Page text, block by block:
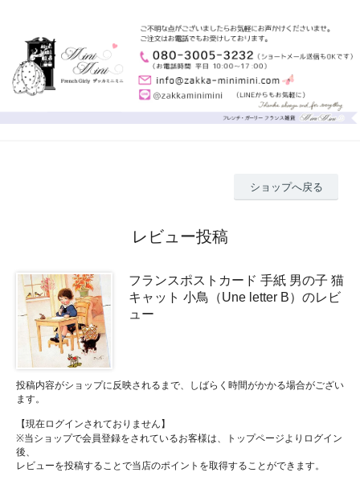
ショップへ戻る
レビュー投稿
フランスポストカード 手紙 男の子 猫
キャット 小鳥（Une letter B）のレビ
ュー
投稿内容がショップに反映されるまで、しばらく時間がかかる場合がござい
ます。
【現在ログインされておりません】
※当ショップで会員登録をされているお客様は、トップページよりログイン
後、
レビューを投稿することで当店のポイントを取得することができます。